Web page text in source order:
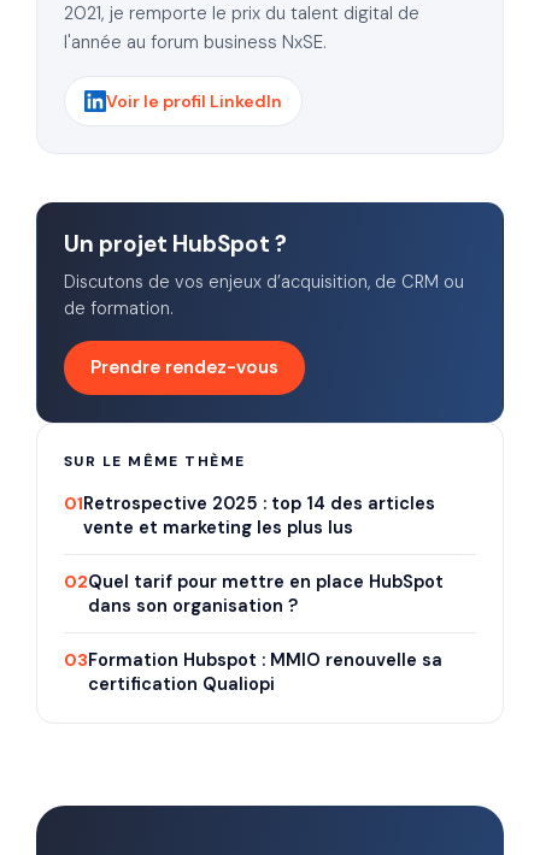
2021, je remporte le prix du talent digital de
l'année au forum business NxSE.
Voir le profil LinkedIn
Un projet HubSpot ?
Discutons de vos enjeux d’acquisition, de CRM ou
de formation.
Prendre rendez-vous
SUR LE MÊME THÈME
01Retrospective 2025 : top 14 des articles
vente et marketing les plus lus
02Quel tarif pour mettre en place HubSpot
dans son organisation ?
03Formation Hubspot : MMIO renouvelle sa
certification Qualiopi